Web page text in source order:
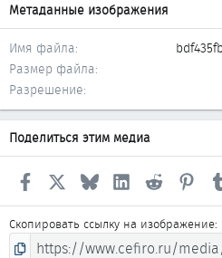
Метаданные изображения
Имя файла
Размер файла
Разрешение
Поделиться этим медиа
Facebook Bluesky LinkedInReddit
Скопировать ссылку на изображение